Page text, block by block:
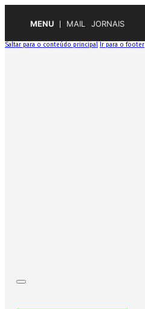
MENU MAIL JORNAIS
Saltar para o conteúdo principal Ir para o footer